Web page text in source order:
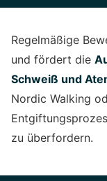
Regelmäßige
und fördert die
Schweiß und
Nordic Walking
zu überfordern.